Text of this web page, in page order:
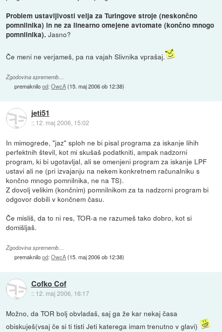
Problem ustavljivosti velja za Turingove stroje (neskončno
pomnilnika) in ne za linearno omejene avtomate (končno mnogo
pomnilnika). Jasno?
Če meni ne verjameš, pa na vajah Slivnika vprašaj.
Zgodovina sprememb…
premaknilood:OwcA(15. maj 2006 ob 12:38)
jeti51
:: 12. maj 2006, 15:02
In mimogrede, "jaz" sploh ne bi pisal programa za iskanje lihih
perfektnih števil, kot mi skušaš podatkniti, ampak nadzorni
program, ki bi ugotavljal, ali se omenjeni program za iskanje LPF
ustavi ali ne (pri izvajanju na nekem konkretnem računalniku s
končno mnogo pomnilnika, ne na TS).
Z dovolj velikim (končnim) pomnilnikom za ta nadzorni program bi
odgovor dobili v končnem času.
Če misliš, da to ni res, TOR-a ne razumeš tako dobro, kot si
domišljaš.
Zgodovina sprememb…
premaknilood:OwcA(15. maj 2006 ob 12:38)
Cofko Cof
:: 12. maj 2006, 16:17
Možno, da TOR bolj obvladaš, saj ga že kar nekaj časa
obiskuješ(vsaj če si ti tisti Jeti katerega imam trenutno v glavi)